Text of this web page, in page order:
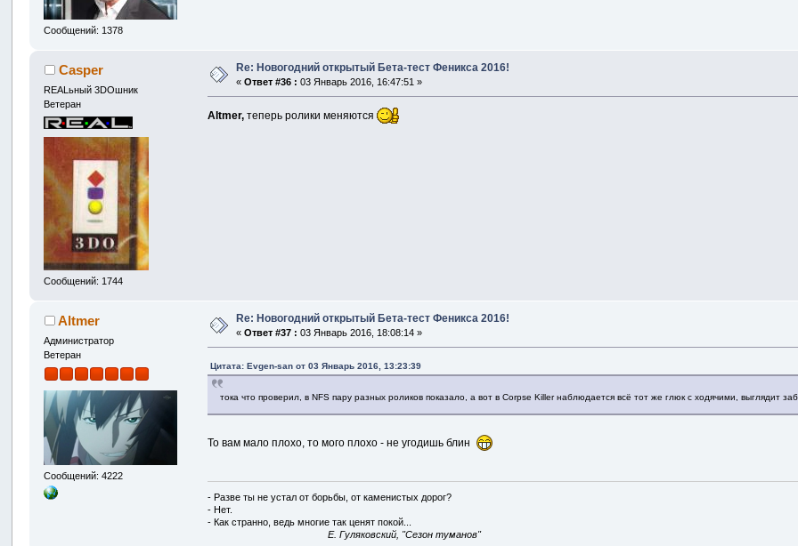
Сообщений: 1378
Casper
REALьный 3DOшник
Ветеран
Сообщений: 1744
Re: Новогодний открытый Бета-тест Феникса 2016!
«Ответ #36 : 03 Январь 2016, 16:47:51 »
Altmer, теперь ролики меняются
Altmer
Администратор
Ветеран
Сообщений: 4222
Re: Новогодний открытый Бета-тест Феникса 2016!
«Ответ #37 : 03 Январь 2016, 18:08:14 »
Цитата: Evgen-san от 03 Январь 2016, 13:23:39
тока что проверил, в NFS пару разных роликов показало, а вот в Corpse Killer наблюдается всё тот же глюк с ходячими, выглядит
То вам мало плохо, то мого плохо - не угодишь блин
- Разве ты не устал от борьбы, от каменистых дорог?
- Нет.
- Как странно, ведь многие так ценят покой...
E. Гуляковский, "Сезон туманов"